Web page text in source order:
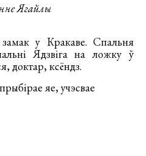
Ягайлы
у Кракаве. Спальня
Ядзвіга на ложку ў
доктар, ксёндз.
яе, учэсвае